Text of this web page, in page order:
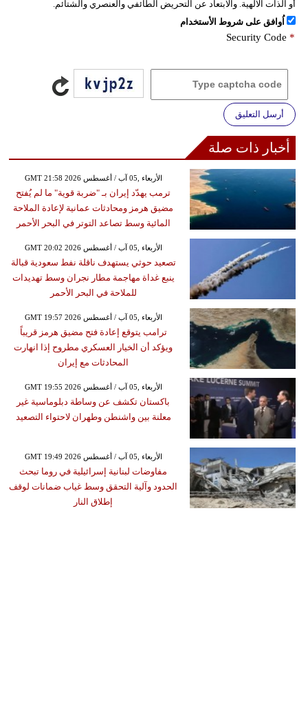
أو الذات الالهية. والابتعاد عن التحريض الطائفي والعنصري والشتائم.
اُوافق على شروط الأستخدام
Security Code *
أرسل التعليق
أخبار ذات صلة
GMT 21:58 2026 الأربعاء ,05 آب / أغسطس
ترمب يهدّد إيران بـ "ضربة قوية" ما لم يُفتح
مضيق هرمز ومحادثات عمانية لإعادة الملاحة
المائية وسط تصاعد التوتر في البحر الأحمر
GMT 20:02 2026 الأربعاء ,05 آب / أغسطس
تصعيد حوثي يستهدف ناقلة نفط سعودية قبالة
ينبع غداة مهاجمة مطار نجران وسط تهديدات
للملاحة في البحر الأحمر
GMT 19:57 2026 الأربعاء ,05 آب / أغسطس
ترامب يتوقع إعادة فتح مضيق هرمز قريباً
ويؤكد أن الخيار العسكري مطروح إذا انهارت
المحادثات مع إيران
GMT 19:55 2026 الأربعاء ,05 آب / أغسطس
باكستان تكشف عن وساطة دبلوماسية غير
معلنة بين واشنطن وطهران لاحتواء التصعيد
GMT 19:49 2026 الأربعاء ,05 آب / أغسطس
مفاوضات لبنانية إسرائيلية في روما تبحث
الحدود وآلية التحقق وسط غياب ضمانات لوقف
إطلاق النار